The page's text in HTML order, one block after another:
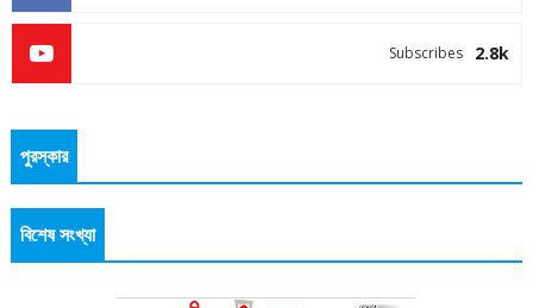
2.8k
Subscribes
পুরস্কার
বিশেষ সংখ্যা